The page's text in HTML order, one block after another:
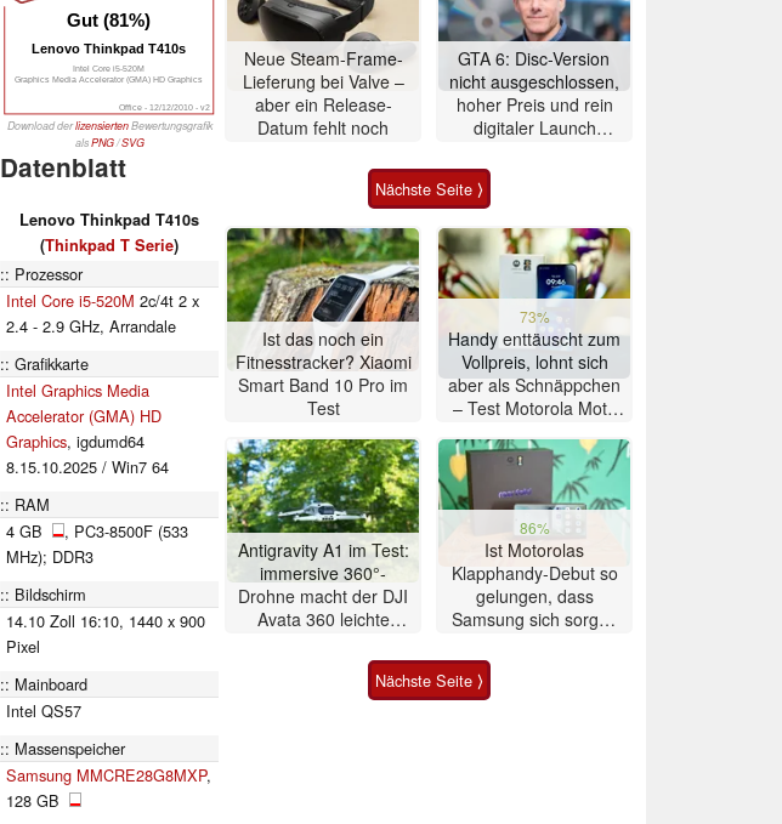
Gut (81%)
Lenovo Thinkpad T410s
Intel Core i5-520M
Graphics Media Accelerator (GMA) HD Graphics
Office - 12/12/2010 - v2
Download derlizensiertenBewertungsgrafik
alsPNG/SVG
Datenblatt
Lenovo Thinkpad T410s
(Thinkpad T Serie)
Prozessor
Intel Core i5-520M 2c/4t 2 x
2.4 - 2.9 GHz, Arrandale
Grafikkarte
Intel Graphics Media
Accelerator (GMA) HD
Graphics, igdumd64
8.15.10.2025 / Win7 64
RAM
4 GB
, PC3-8500F (533
MHz); DDR3
Bildschirm
14.10 Zoll 16:10, 1440 x 900
Pixel
Mainboard
Intel QS57
Massenspeicher
Samsung MMCRE28G8MXP,
128 GB
Neue Steam-Frame-
Lieferung bei Valve –
aber ein Release-
Datum fehlt noch
GTA 6: Disc-Version
nicht ausgeschlossen,
hoher Preis und rein
digitaler Launch
Nächste Seite ⟩
Ist das noch ein
Fitnesstracker? Xiaomi
Smart Band 10 Pro im
Test
73%
Handy enttäuscht zum
Vollpreis, lohnt sich
aber als Schnäppchen
– Test Motorola Moto
Antigravity A1 im Test:
immersive 360°-
Drohne macht der DJI
Avata 360 leichte
86%
Ist Motorolas
Klapphandy-Debut so
gelungen, dass
Samsung sich sorgen
Smartphone im Test
Nächste Seite ⟩